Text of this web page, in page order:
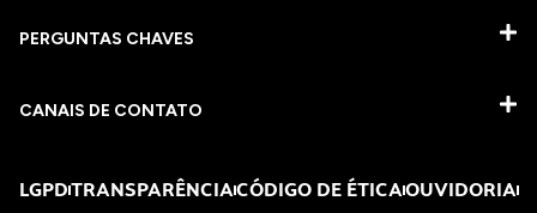
PERGUNTAS CHAVES​
CANAIS DE CONTATO
LGPDTRANSPARÊNCIACÓDIGO DE ÉTICAOUVIDORIA